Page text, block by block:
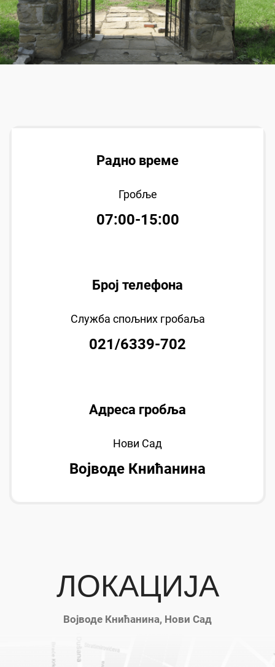
Радно време
Гробље
07:00-15:00
Број телефона
Служба спољних гробаља
021/6339-702
Адреса гробља
Нови Сад
Војводе Книћанина
ЛОКАЦИЈА
Војводе Книћанина, Нови Сад